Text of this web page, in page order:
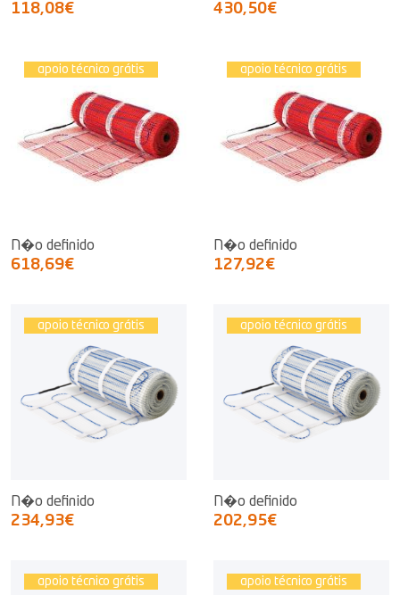
118,08€ 430,50€
apoio técnico grátis
N�o definido
618,69€
apoio técnico grátis
N�o definido
127,92€
apoio técnico grátis
N�o definido
234,93€
apoio técnico grátis
N�o definido
202,95€
apoio técnico grátis apoio técnico grátis